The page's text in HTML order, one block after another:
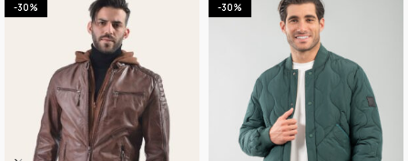
-30% -30%